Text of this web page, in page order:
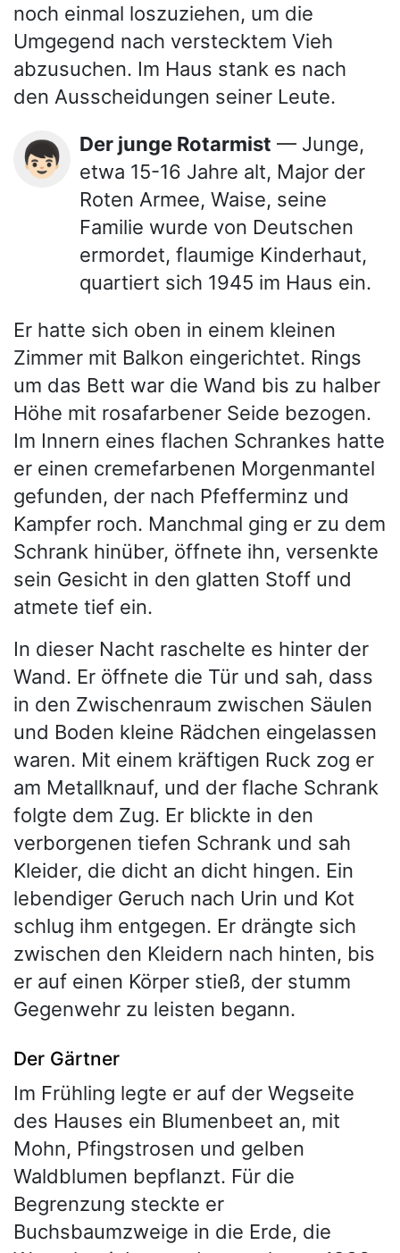
noch einmal loszuziehen, um die
Umgegend nach verstecktem Vieh
abzusuchen. Im Haus stank es nach
den Ausscheidungen seiner Leute.
👦🏻 Der junge Rotarmist — Junge,
etwa 15-16 Jahre alt, Major der
Roten Armee, Waise, seine
Familie wurde von Deutschen
ermordet, flaumige Kinderhaut,
quartiert sich 1945 im Haus ein.
Er hatte sich oben in einem kleinen
Zimmer mit Balkon eingerichtet. Rings
um das Bett war die Wand bis zu halber
Höhe mit rosafarbener Seide bezogen.
Im Innern eines flachen Schrankes hatte
er einen cremefarbenen Morgenmantel
gefunden, der nach Pfefferminz und
Kampfer roch. Manchmal ging er zu dem
Schrank hinüber, öffnete ihn, versenkte
sein Gesicht in den glatten Stoff und
atmete tief ein.
In dieser Nacht raschelte es hinter der
Wand. Er öffnete die Tür und sah, dass
in den Zwischenraum zwischen Säulen
und Boden kleine Rädchen eingelassen
waren. Mit einem kräftigen Ruck zog er
am Metallknauf, und der flache Schrank
folgte dem Zug. Er blickte in den
verborgenen tiefen Schrank und sah
Kleider, die dicht an dicht hingen. Ein
lebendiger Geruch nach Urin und Kot
schlug ihm entgegen. Er drängte sich
zwischen den Kleidern nach hinten, bis
er auf einen Körper stieß, der stumm
Gegenwehr zu leisten begann.
Der Gärtner
Im Frühling legte er auf der Wegseite
des Hauses ein Blumenbeet an, mit
Mohn, Pfingstrosen und gelben
Waldblumen bepflanzt. Für die
Begrenzung steckte er
Buchsbaumzweige in die Erde, die